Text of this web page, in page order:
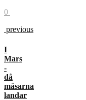
0
previous
I
Mars
-
då
måsarna
landar